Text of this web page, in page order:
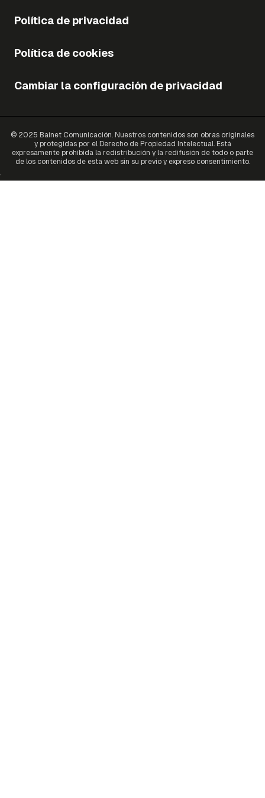
Política de privacidad
Política de cookies
Cambiar la configuración de privacidad
© 2025 Bainet Comunicación. Nuestros contenidos son obras originales
y protegidas por el Derecho de Propiedad Intelectual. Está
expresamente prohibida la redistribución y la redifusión de todo o parte
de los contenidos de esta web sin su previo y expreso consentimiento.